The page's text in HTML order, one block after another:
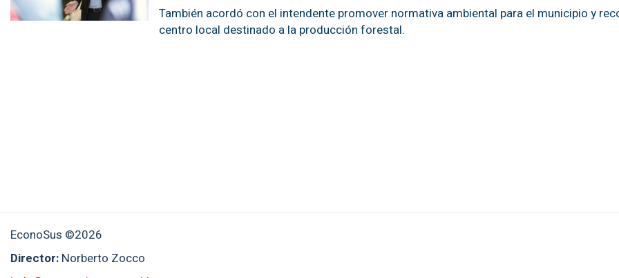
También acordó con el intendente promover normativa ambiental para el municipio y
centro local destinado a la producción forestal.
EconoSus ©2026
Director: Norberto Zocco